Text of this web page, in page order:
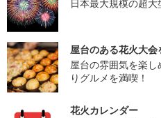
日本最大規模の超大
屋台のある花火大会
屋台の雰囲気を楽
りグルメを満喫！
花火カレンダー